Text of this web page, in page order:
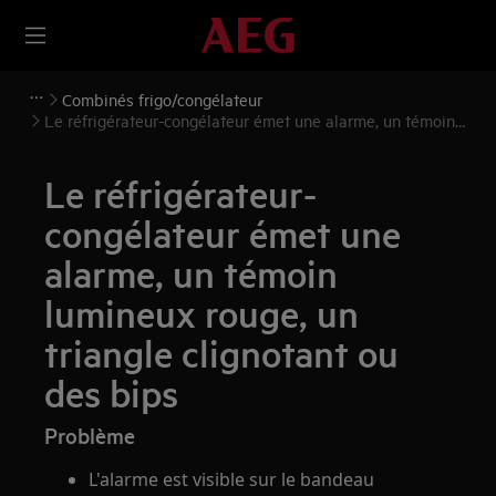
Combinés frigo/congélateur
Le réfrigérateur-congélateur émet une alarme, un témoin
Le réfrigérateur-
congélateur émet une
alarme, un témoin
lumineux rouge, un
triangle clignotant ou
des bips
Problème
L'alarme est visible sur le bandeau